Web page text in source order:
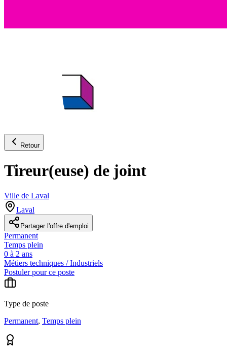
Retour
Tireur(euse) de joint
Ville de Laval
Laval
Partager l'offre d'emploi
Permanent
Temps plein
0 à 2 ans
Métiers techniques / Industriels
Postuler pour ce poste
Type de poste
Permanent, Temps plein